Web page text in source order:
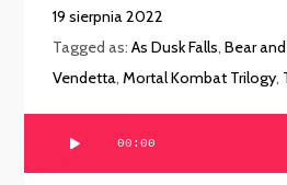
19 sierpnia 2022
Tagged as:As Dusk Falls,Bear
Vendetta,Mortal Kombat Trilogy,
00:00